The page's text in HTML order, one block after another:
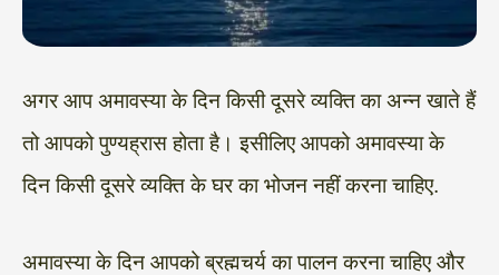
अगर आप अमावस्या के दिन किसी दूसरे व्यक्ति का अन्न खाते हैं
तो आपकोपुण्यह्रास होता है।इसीलिए आपको अमावस्या के
दिन किसी दूसरे व्यक्ति के घर का भोजन नहीं करना चाहिए.
अमावस्या के दिन आपको ब्रह्मचर्य का पालन करना चाहिए और